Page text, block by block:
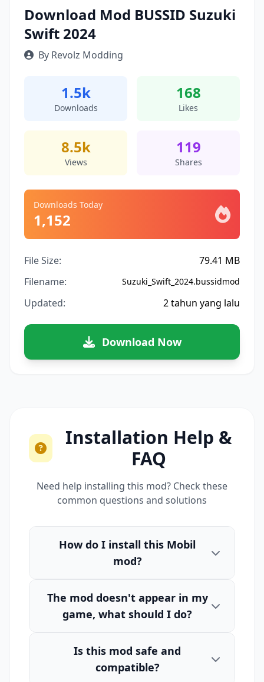
Download Mod BUSSID Suzuki
Swift 2024
By Revolz Modding
1.5k
Downloads
168
Likes
8.5k
Views
119
Shares
Downloads Today
1,152
File Size:
79.41 MB
Filename:
Suzuki_Swift_2024.bussidmod
Updated: 2 tahun yang lalu
Download Now
Installation Help &
FAQ
Need help installing this mod? Check these
common questions and solutions
How do I install this Mobil
mod?
The mod doesn't appear in my
game, what should I do?
Is this mod safe and
compatible?